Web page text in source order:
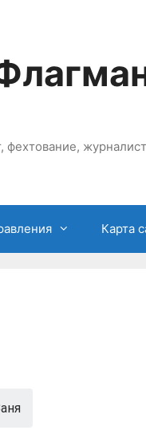
Карта